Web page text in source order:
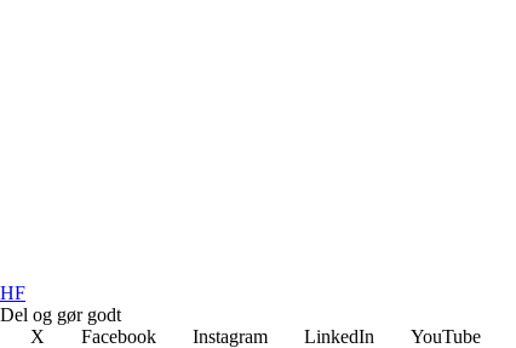
HF
Del og gør godt
X
Facebook Instagram LinkedIn YouTube